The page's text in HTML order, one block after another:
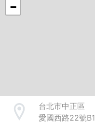
−
Address
台北市中正區
愛國西路22號B1